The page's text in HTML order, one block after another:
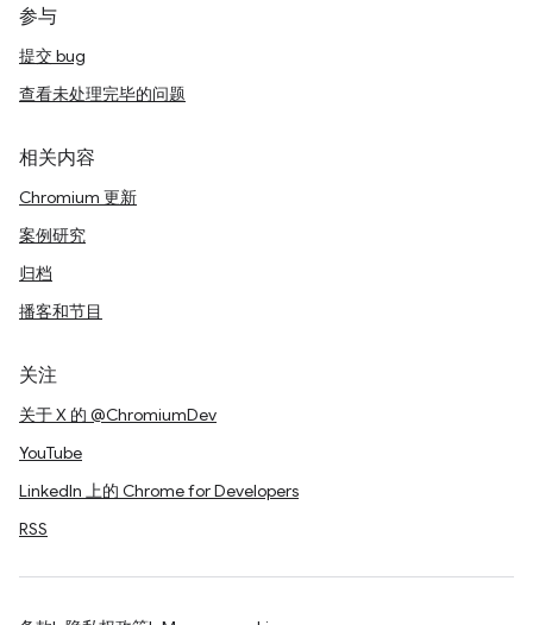
参与
提交 bug
查看未处理完毕的问题
相关内容
Chromium 更新
案例研究
归档
播客和节目
关注
关于 X 的 @ChromiumDev
YouTube
LinkedIn 上的 Chrome for Developers
RSS